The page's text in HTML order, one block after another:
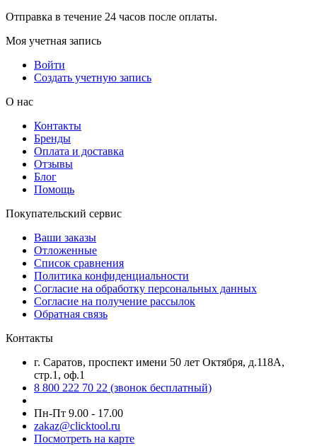
Отправка в течение 24 часов после оплаты.
Моя учетная запись
Войти
Создать учетную запись
О нас
Контакты
Бренды
Оплата и доставка
Отзывы
Блог
Помощь
Покупательский сервис
Ваши заказы
Отложенные
Список сравнения
Политика конфиденциальности
Согласие на обработку персональных данных
Согласие на получение рассылок
Обратная связь
Контакты
г. Саратов, проспект имени 50 лет Октября, д.118А,
стр.1, оф.1
8 800 222 70 22 (звонок бесплатный)
Пн-Пт 9.00 - 17.00
zakaz@clicktool.ru
Посмотреть на карте